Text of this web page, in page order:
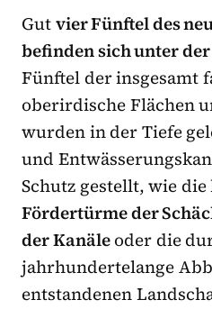
Gutvier Fünftel des
befinden sich unter
Fünftel der insgesamt
oberirdische Flächen
wurden in der Tiefe
und
Schutz gestellt, wie
Fördertürme der
der Kanäleoder die
jahrhundertelange
entstandenen